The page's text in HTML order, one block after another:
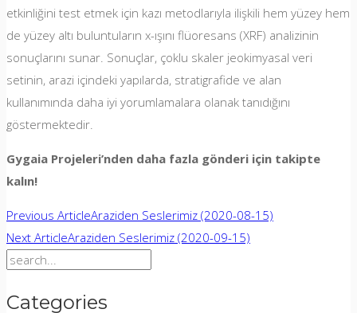
etkinliğini test etmek için kazı metodlarıyla ilişkili hem yüzey hem
de yüzey altı buluntuların x-ışını flüoresans (XRF) analizinin
sonuçlarını sunar. Sonuçlar, çoklu skaler jeokimyasal veri
setinin, arazi içindeki yapılarda, stratigrafide ve alan
kullanımında daha iyi yorumlamalara olanak tanıdığını
göstermektedir.
Gygaia Projeleri’nden daha fazla gönderi için takipte
kalın!
Yazı
gezinmesi
Previous ArticleAraziden Seslerimiz (2020-08-15)
Next ArticleAraziden Seslerimiz (2020-09-15)
Search
Categories